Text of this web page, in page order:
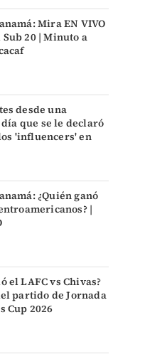
Mira EN VIVO
20 | Minuto a
desde una
que se le declaró
'influencers' en
¿Quién ganó
|
el LAFC vs Chivas?
partido de Jornada
Cup 2026